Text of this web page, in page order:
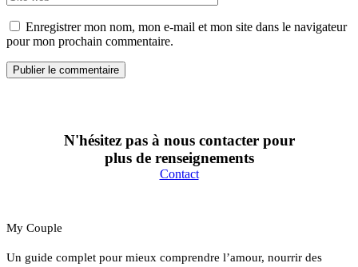
Enregistrer mon nom, mon e-mail et mon site dans le navigateur
pour mon prochain commentaire.
N'hésitez pas à nous contacter pour
plus de renseignements
Contact
My Couple
Un guide complet pour mieux comprendre l’amour, nourrir des